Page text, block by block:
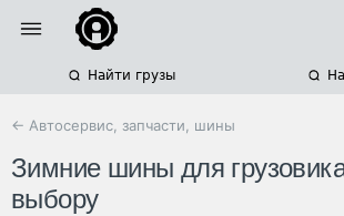
Найти грузы
← Автосервис, запчасти, шины
Зимние шины для
выбору